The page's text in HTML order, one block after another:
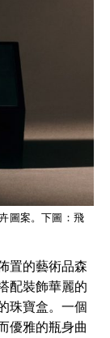
圖案。下圖：飛
置的藝術品森
配裝飾華麗的
珠寶盒。一個
優雅的瓶身曲